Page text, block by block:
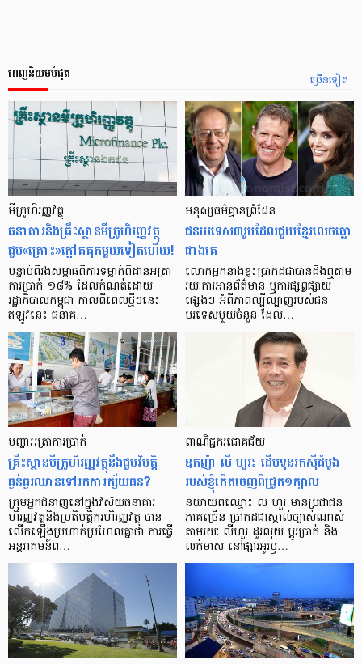
ច្រើនទៀត
ពេញនិយមបំផុត
មីក្រូ​ហិរញ្ញវត្ថុ
ធនាគារ​និង​គ្រឹះស្ថាន​មីក្រូ​ហិរញ្ញវត្ថុ​
ជួប«គ្រោះ»ក្តៅ​គគុក​មួយ​ទៀត​ហើយ!
បន្ទាប់​ពី​រង​សម្ពាធ​​ពី​ការ​ទម្លាក់​ពិដាន​អត្រា​
ការ​ប្រាក់ ១៨​% ដែល​កំណត់​ដោយ​
រដ្ឋាភិបាល​កម្ពុជា កាល​ពី​ពេល​ថ្មីៗ​នេះ
ឥឡូវ​នេះ ធនាគ…
មនុស្ស​ធម៌​គ្មាន​ព្រំដែន
ជន​បរទេស​៣​រូប​ដែល​ជួយ​ខ្មែរ​លេច​ធ្លោ​
ជាង​គេ
លោកអ្នក​នាង​ខ្លះ​ប្រាកដ​ជា​បាន​​ដឹង​ឮ​តាម​
រយៈ​ការ​អាន​ព័ត៌មាន ឬ​ការ​ផ្សព្វផ្សាយ​
ផ្សេងៗ អំពី​ភាព​ល្បីល្បាញ​របស់​ជន​
បរទេស​មួយ​ចំនួន ដែល…
បញ្ហា​អត្រា​ការប្រាក់
គ្រឹះស្ថាន​មីក្រូ​ហិរញ្ញវត្ថុ​នឹង​ជួប​វិបត្តិ​
ធ្ងន់ធ្ងរ​ឈាន​ទៅ​រក​ការ​ក្ស័យធន?
ក្រុម​អ្នក​ជំនាញ​នៅ​ក្នុង​វិស័យ​ធនាគារ
ហិរញ្ញវត្ថុ​និង​ប្រតិបត្តិករ​ហិរញ្ញ​វត្ថុ បាន​​
លើក​ឡើង​ប្រហាក់​ប្រហែល​គ្នា​ថា ការ​ធ្វើ​
អន្តរាគមន៍​ព…
ពាណិជ្ជករជោគជ័យ
ឧកញ៉ា លី ហួរ៖ ដើមទុនរកស៊ីដំបូង
របស់ខ្ញុំកើតចេញពីជ្រូក១ក្បាល
និយាយ​ពី​ឈ្មោះ លី ហួរ មាន​ប្រជាជន​
ភាគ​ច្រើន ប្រាកដ​ជា​ស្គាល់​ច្បាស់​ណាស់
តាមរយៈ លីហួរ ដូរ​លុយ ប្តូរ​បា្រក់ និង​
លក់​មាស នៅ​ផ្សារ​អូរ​ឫ…